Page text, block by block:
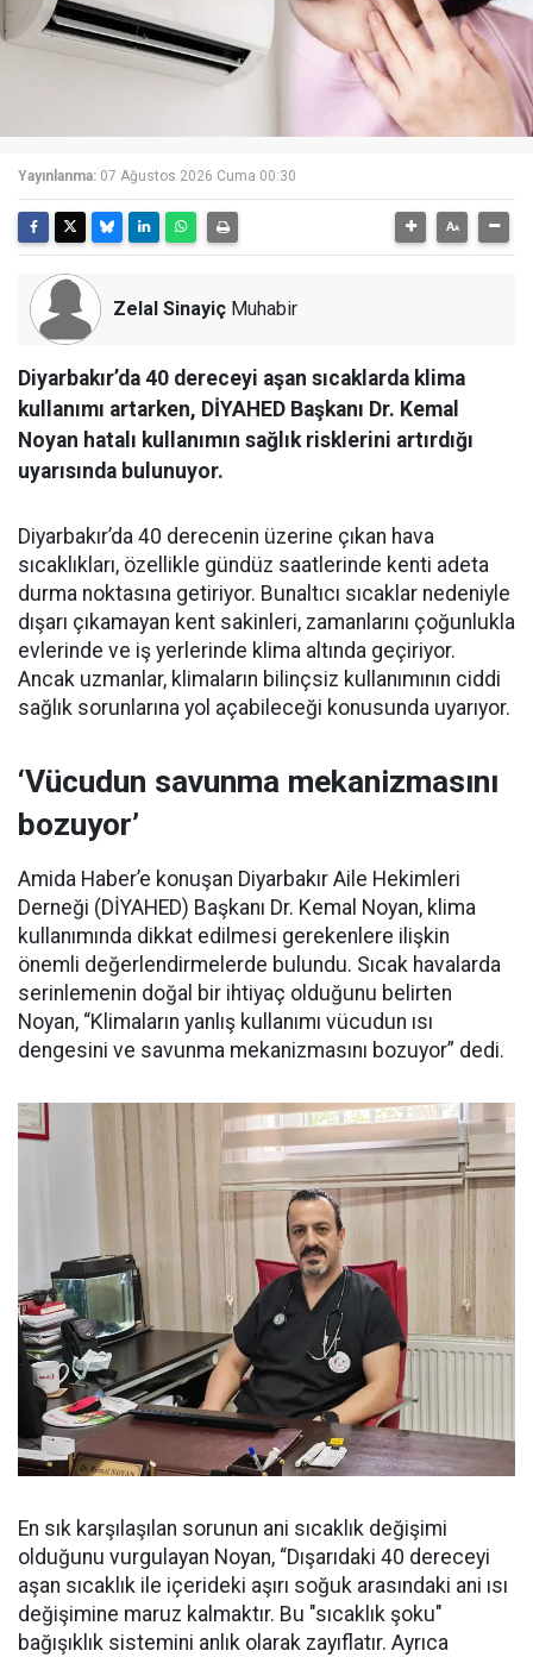
Yayınlanma: 07 Ağustos 2026 Cuma 00:30
Zelal Sinayiç Muhabir
Diyarbakır’da 40 dereceyi aşan sıcaklarda klima
kullanımı artarken, DİYAHED Başkanı Dr. Kemal
Noyan hatalı kullanımın sağlık risklerini artırdığı
uyarısında bulunuyor.
Diyarbakır’da 40 derecenin üzerine çıkan hava
sıcaklıkları, özellikle gündüz saatlerinde kenti adeta
durma noktasına getiriyor. Bunaltıcı sıcaklar nedeniyle
dışarı çıkamayan kent sakinleri, zamanlarını çoğunlukla
evlerinde ve iş yerlerinde klima altında geçiriyor.
Ancak uzmanlar, klimaların bilinçsiz kullanımının ciddi
sağlık sorunlarına yol açabileceği konusunda uyarıyor.
‘Vücudun savunma mekanizmasını
bozuyor’
Amida Haber’e konuşan Diyarbakır Aile Hekimleri
Derneği (DİYAHED) Başkanı Dr. Kemal Noyan, klima
kullanımında dikkat edilmesi gerekenlere ilişkin
önemli değerlendirmelerde bulundu. Sıcak havalarda
serinlemenin doğal bir ihtiyaç olduğunu belirten
Noyan, “Klimaların yanlış kullanımı vücudun ısı
dengesini ve savunma mekanizmasını bozuyor” dedi.
En sık karşılaşılan sorunun ani sıcaklık değişimi
olduğunu vurgulayan Noyan, “Dışarıdaki 40 dereceyi
aşan sıcaklık ile içerideki aşırı soğuk arasındaki ani ısı
değişimine maruz kalmaktır. Bu "sıcaklık şoku"
bağışıklık sistemini anlık olarak zayıflatır. Ayrıca